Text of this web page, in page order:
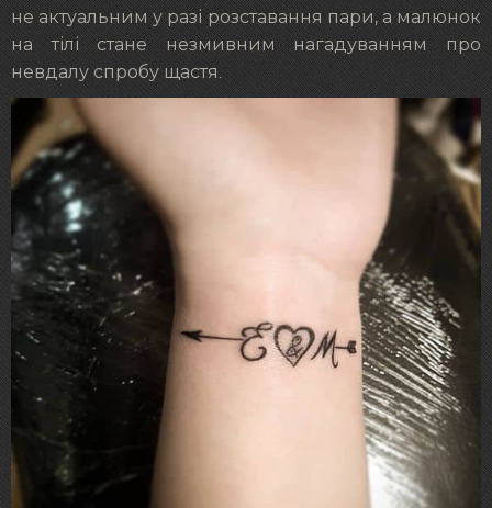
не актуальним у разі розставання пари, а малюнок
на тілі стане незмивним нагадуванням про
невдалу спробу щастя.